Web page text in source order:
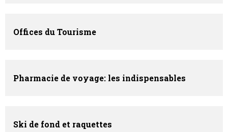
Offices du Tourisme
Pharmacie de voyage: les indispensables
Ski de fond et raquettes